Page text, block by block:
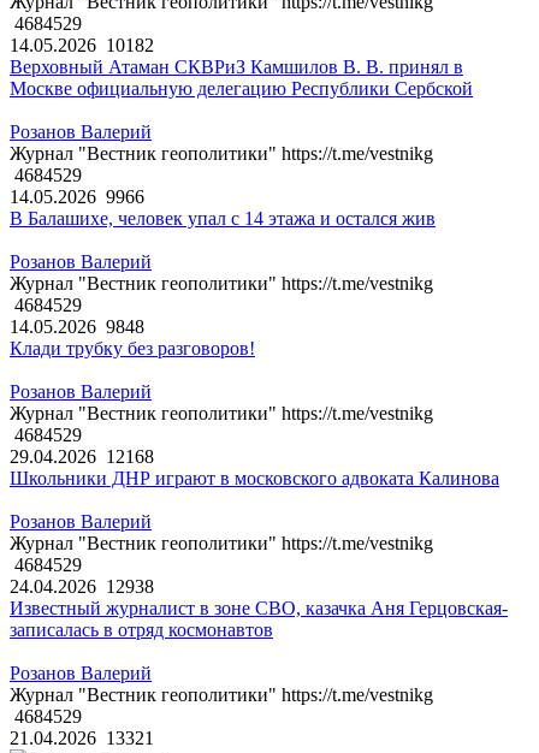
4684529
14.05.2026 10182
Верховный Атаман СКВРиЗ Камшилов В. В. принял в
Москве официальную делегацию Республики Сербской
Розанов Валерий
Журнал "Вестник геополитики" https://t.me/vestnikg
4684529
14.05.2026 9966
В Балашихе, человек упал с 14 этажа и остался жив
Розанов Валерий
Журнал "Вестник геополитики" https://t.me/vestnikg
4684529
14.05.2026 9848
Клади трубку без разговоров!
Розанов Валерий
Журнал "Вестник геополитики" https://t.me/vestnikg
4684529
29.04.2026 12168
Школьники ДНР играют в московского адвоката Калинова
Розанов Валерий
Журнал "Вестник геополитики" https://t.me/vestnikg
4684529
24.04.2026 12938
Известный журналист в зоне СВО, казачка Аня Герцовская-
записалась в отряд космонавтов
Розанов Валерий
Журнал "Вестник геополитики" https://t.me/vestnikg
4684529
21.04.2026 13321